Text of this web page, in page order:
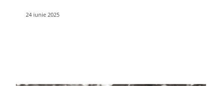
24 iunie 2025